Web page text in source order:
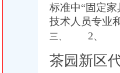
标准中“固定家
技术人员专业
三、 2、
茶园新区